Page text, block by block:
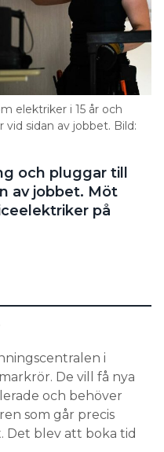
elektriker i 15 år och
sidan av jobbet. Bild:
och pluggar till
av jobbet. Möt
på
i
De vill få nya
och behöver
som går precis
blev att boka tid